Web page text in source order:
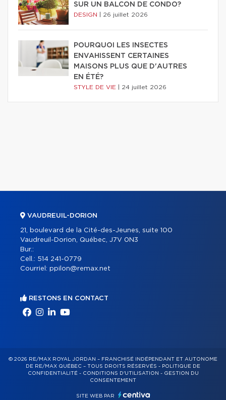
SUR UN BALCON DE CONDO?
DESIGN 26 juillet 2026
POURQUOI LES INSECTES
ENVAHISSENT CERTAINES
MAISONS PLUS QUE D'AUTRES
EN ÉTÉ?
STYLE DE VIE 24 juillet 2026
VAUDREUIL-DORION
21, boulevard de la Cité-des-Jeunes, suite 100
Vaudreuil-Dorion, Québec, J7V 0N3
Bur.:
Cell.: 514 241-0779
Courriel: ppilon@remax.net
RESTONS EN CONTACT
© 2026 RE/MAX ROYAL JORDAN – FRANCHISÉ INDÉPENDANT ET AUTONOME
DE RE/MAX QUÉBEC – TOUS DROITS RÉSERVÉS - POLITIQUE DE
CONFIDENTIALITÉ- CONDITIONS D'UTILISATION - GESTION DU
CONSENTEMENT
SITE WEB PAR